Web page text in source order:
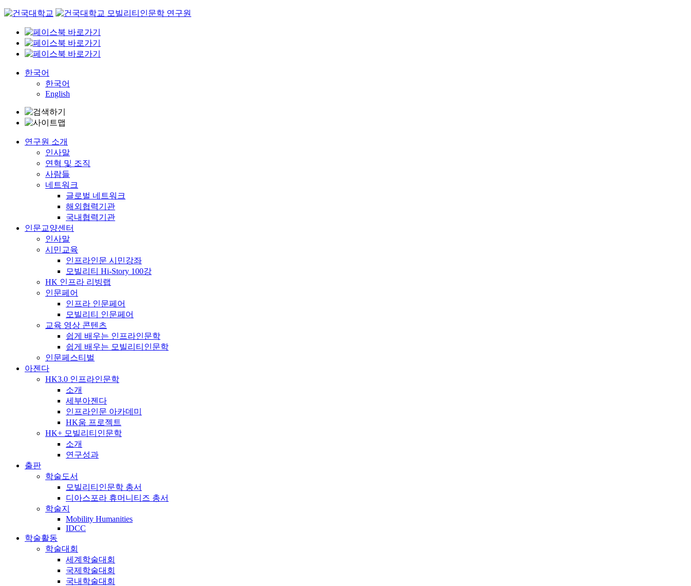
Skip
content
한국어
한국어
English
연구원 소개
인사말
연혁 및 조직
사람들
네트워크
글로벌 네트워크
해외협력기관
국내협력기관
인문교양센터
인사말
시민교육
인프라인문 시민강좌
모빌리티 Hi-Story 100강
HK 인프라 리빙랩
인문페어
인프라 인문페어
모빌리티 인문페어
교육 영상 콘텐츠
쉽게 배우는 인프라인문학
쉽게 배우는 모빌리티인문학
인문페스티벌
아젠다
HK3.0 인프라인문학
소개
세부아젠다
인프라인문 아카데미
HK움 프로젝트
HK+ 모빌리티인문학
소개
연구성과
출판
학술도서
모빌리티인문학 총서
디아스포라 휴머니티즈 총서
학술지
Mobility Humanities
IDCC
학술활동
학술대회
세계학술대회
국제학술대회
국내학술대회